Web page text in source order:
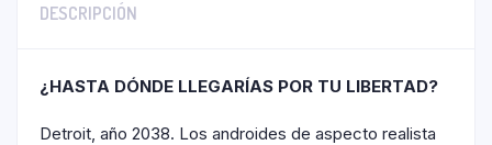
DESCRIPCIÓN
¿HASTA DÓNDE LLEGARÍAS POR TU LIBERTAD?
Detroit, año 2038. Los androides de aspecto realista